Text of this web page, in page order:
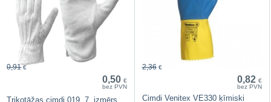
0,50 €
bez PVN
0,91 €
Trikotāžas cimdi 019, 7. izmērs
0,82 €
bez PVN
2,36 €
Cimdi Venitex VE330 ķīmiski